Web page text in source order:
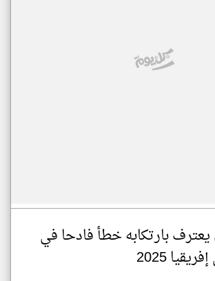
بارتكابه خطأ فادحا في
2025